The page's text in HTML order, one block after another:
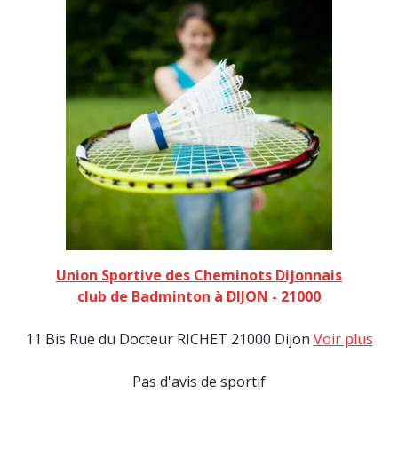
Union Sportive des Cheminots Dijonnais
club de Badminton à DIJON - 21000
11 Bis Rue du Docteur RICHET 21000 Dijon Voir plus
Pas d'avis de sportif